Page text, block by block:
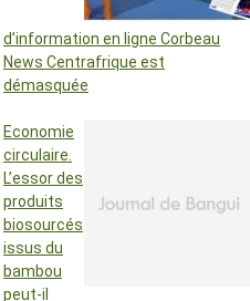
d’information en ligne Corbeau
News Centrafrique est
démasquée
Economie
circulaire.
L’essor des
produits
biosourcés
issus du
bambou
peut-il